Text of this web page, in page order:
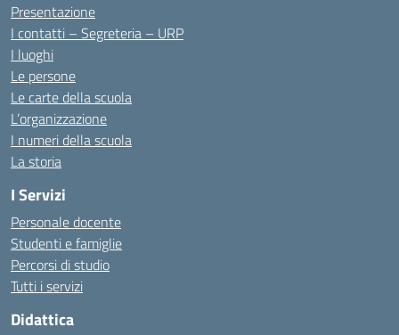
Presentazione
I contatti – Segreteria – URP
I luoghi
Le persone
Le carte della scuola
L’organizzazione
I numeri della scuola
La storia
I Servizi
Personale docente
Studenti e famiglie
Percorsi di studio
Tutti i servizi
Didattica